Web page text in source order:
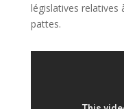
législatives relatives
pattes.